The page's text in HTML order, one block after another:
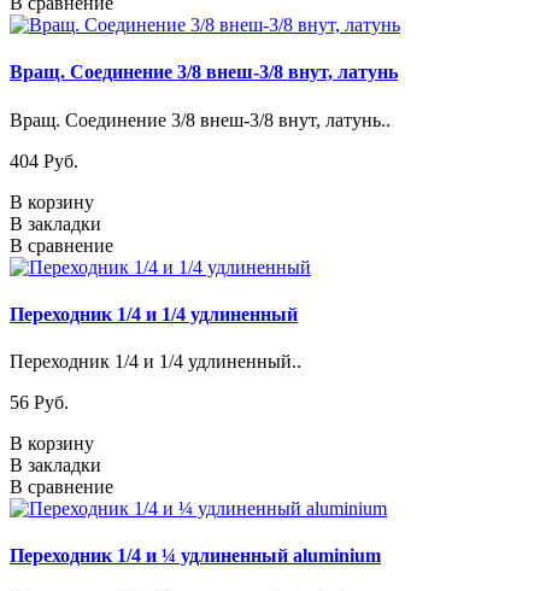
Вращ. Соединение 3/8 внеш-3/8 внут, латунь
Вращ. Соединение 3/8 внеш-3/8 внут, латунь..
404 Pуб.
В корзину
В закладки
В сравнение
Переходник 1/4 и 1/4 удлиненный
Переходник 1/4 и 1/4 удлиненный..
56 Pуб.
В корзину
В закладки
В сравнение
Переходник 1/4 и ¼ удлиненный aluminium